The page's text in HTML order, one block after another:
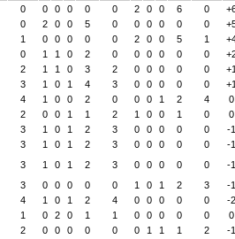
0 0 0 0 0 0 2 0 0 6 0
0 2 0 0 5 0 0 0 0 0 0
1 0 0 0 0 0 2 0 0 5 1
0 1 1 0 2 0 0 0 0 0 0
2 1 1 0 3 2 0 0 0 0 0 +1
3 1 0 1 4 3 0 0 0 0 0 +1
4 1 0 0 2 0 0 0 1 2 4 0
2 0 0 1 1 2 1 0 0 1 0 0
3 1 0 1 2 3 0 0 0 0 0 -1
3 1 0 1 2 3 0 0 0 0 0 -1
3 1 0 1 2 3 0 0 0 0 0 -1
3 0 0 0 0 0 1 0 1 2 3 -1
4 1 0 1 2 4 0 0 0 0 0 -2
1 0 2 0 1 1 0 0 0 0 0 0
2 0 0 0 0 0 0 1 1 1 2 -1